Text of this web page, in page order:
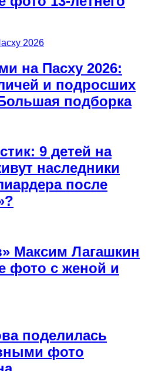
на Пасху 2026:
и подросших
подборка
9 детей на
наследники
после
Максим Лагашкин
фото с женой и
поделилась
фото